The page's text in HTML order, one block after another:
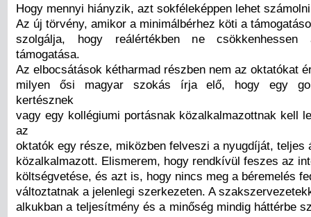
Hogy mennyi hiányzik, azt sokféleképpen lehet
Az új törvény, amikor a minimálbérhez köti a
szolgálja, hogy reálértékben ne csökkenhessen
támogatása.
Az elbocsátások kétharmad részben nem az oktatókat
milyen ősi magyar szokás írja elő, hogy egy
kertésznek
vagy egy kollégiumi portásnak közalkalmazottnak kell
az
oktatók egy része, miközben felveszi a nyugdíját, teljes
közalkalmazott. Elismerem, hogy rendkívül feszes az
költségvetése, és azt is, hogy nincs meg a béremelés
változtatnak a jelenlegi szerkezeten. A
alkukban a teljesítmény és a minőség mindig háttérbe